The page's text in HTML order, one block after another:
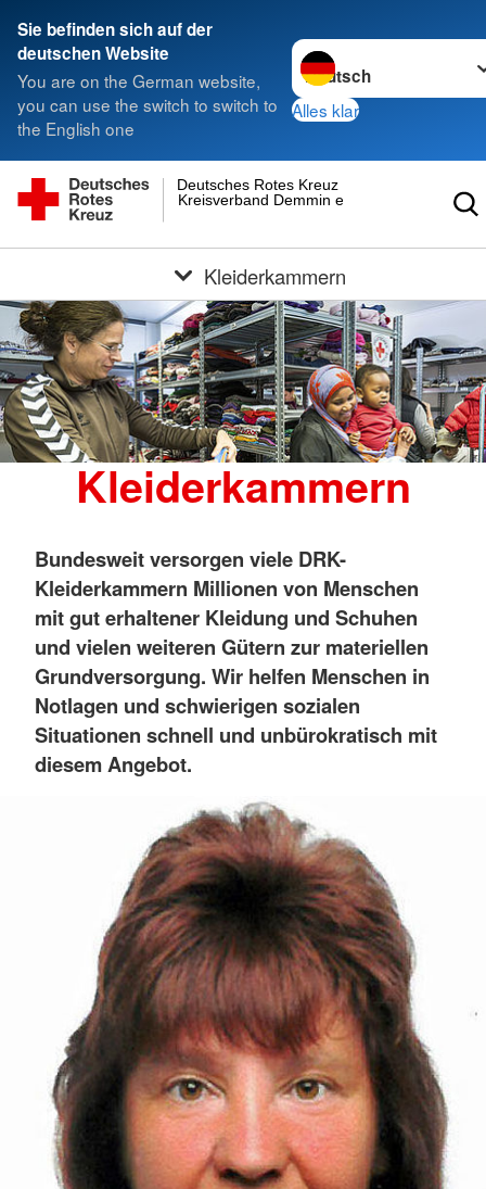
Sie befinden sich auf der
deutschen Website
You are on the German website,
you can use the switch to switch to
the English one
Sprache wechseln zu
Alles klar
Kreisverband Demmin e.V.
Deutsches Rotes Kreuz
Kleiderkammern
Kleiderkammern
Bundesweit versorgen viele DRK-
Kleiderkammern Millionen von Menschen
mit gut erhaltener Kleidung und Schuhen
und vielen weiteren Gütern zur materiellen
Grundversorgung. Wir helfen Menschen in
Notlagen und schwierigen sozialen
Situationen schnell und unbürokratisch mit
diesem Angebot.